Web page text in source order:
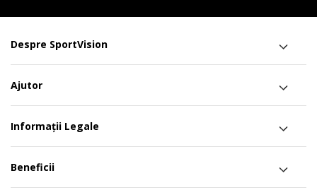
Despre SportVision
Ajutor
Informații Legale
Beneficii